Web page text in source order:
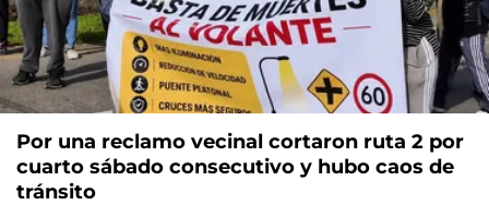
Por una reclamo vecinal cortaron ruta 2 por
cuarto sábado consecutivo y hubo caos de
tránsito